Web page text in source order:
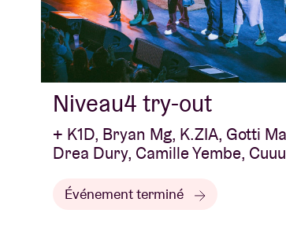
Niveau4 try-out
+ K1D, Bryan Mg, K.ZIA, Gotti
Drea Dury, Camille Yembe,
Événement terminé